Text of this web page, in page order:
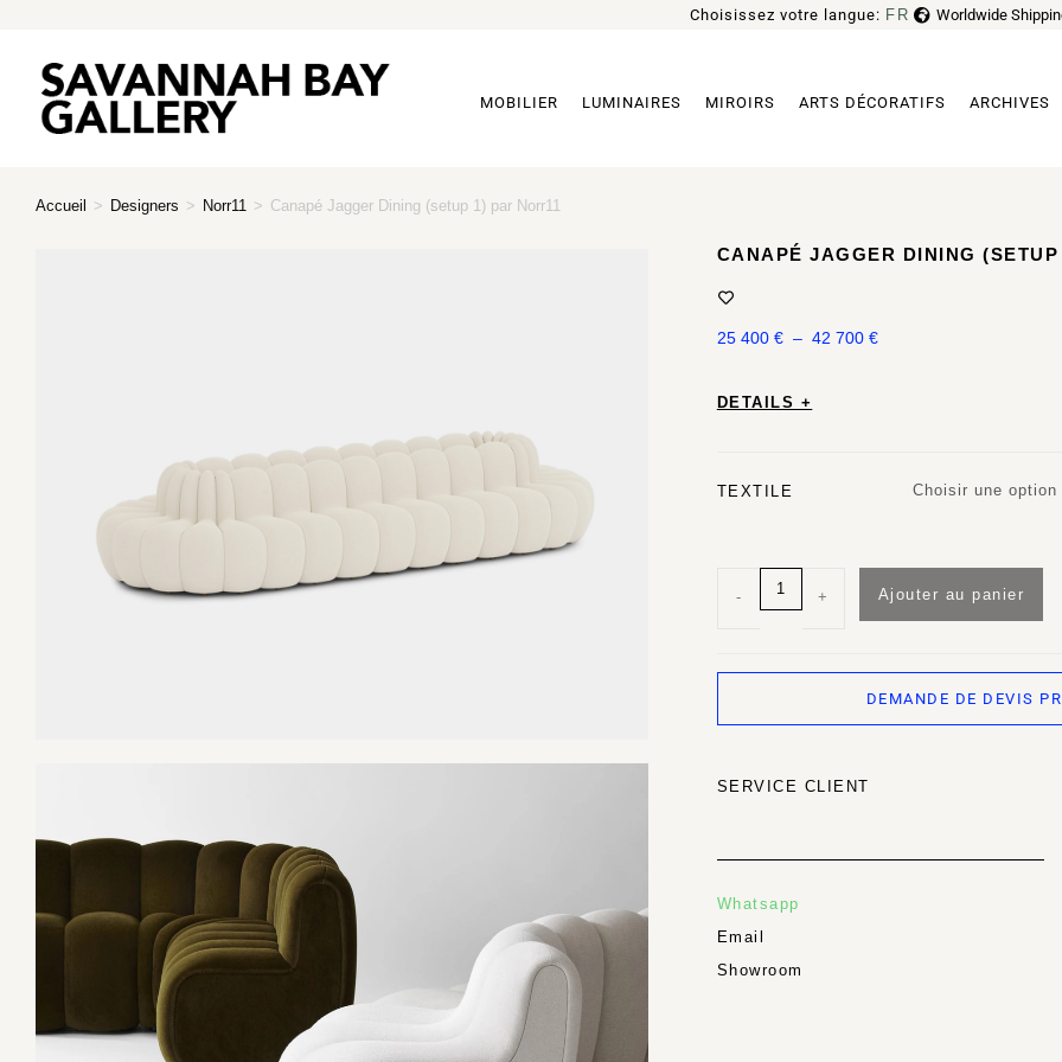
Choisissez votre langue: FR
EN Worldwide
MOBILIER LUMINAIRES MIROIRS ARTS DÉCORATIFS ARCHIVES
Accueil > Designers > Norr11 > Canapé Jagger Dining (setup 1) par Norr11
CANAPÉ JAGGER DINING
25 400 € – 42 700 €
DETAILS +
TEXTILE Choisir une option
- + Ajouter au panier
DEMANDE DE DEVIS
SERVICE CLIENT
Whatsapp
Email
Showroom